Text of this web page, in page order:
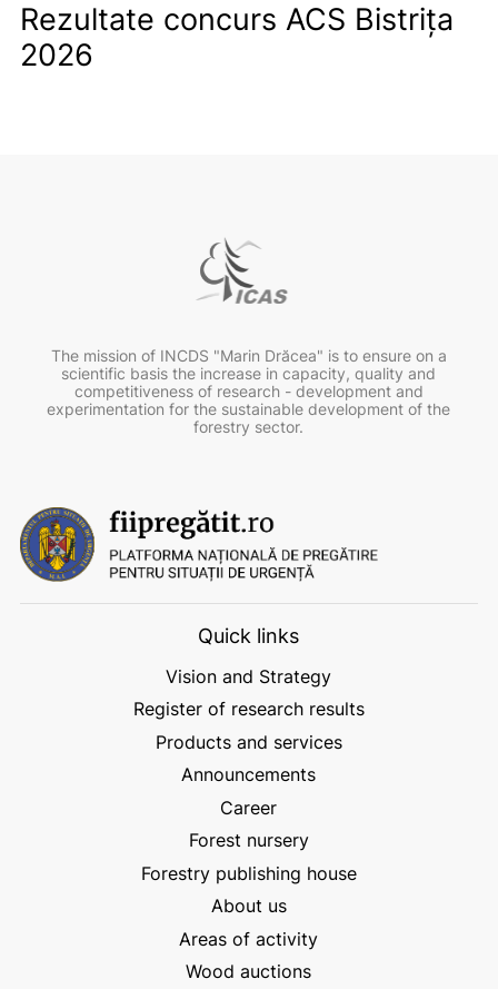
Rezultate concurs ACS Bistrița
2026
The mission of INCDS "Marin Drăcea" is to ensure on a
scientific basis the increase in capacity, quality and
competitiveness of research - development and
experimentation for the sustainable development of the
forestry sector.
Quick links
Vision and Strategy
Register of research results
Products and services
Announcements
Career
Forest nursery
Forestry publishing house
About us
Areas of activity
Wood auctions